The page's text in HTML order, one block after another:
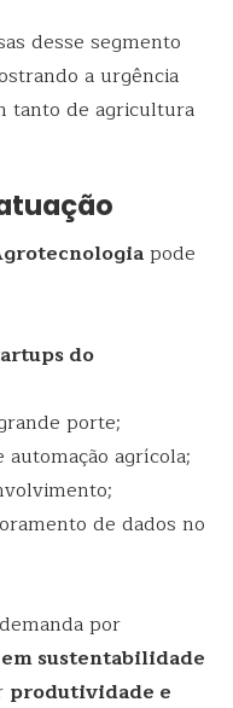
desse segmento
a urgência
tanto de agricultura
pode
do
porte;
agrícola;
de dados no
por
sustentabilidade
produtividade e